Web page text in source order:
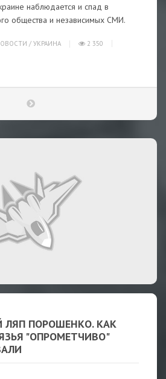
наблюдается и спад в
общества и независимых СМИ.
/ УКРАИНА
2 350
ЛЯП ПОРОШЕНКО. КАК
"ОПРОМЕТЧИВО"